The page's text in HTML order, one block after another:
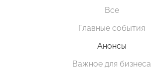
Все
Главные события
Анонсы
Важное для бизнеса